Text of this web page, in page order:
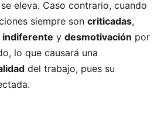
se eleva. Caso contrario, cuando
siempre son criticadas,
indiferente y desmotivación por
lo que causará una
del trabajo, pues su